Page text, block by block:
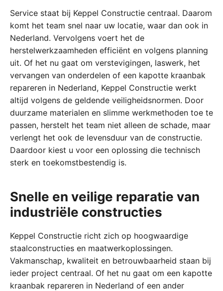
Service staat bij Keppel Constructie centraal. Daarom
komt het team snel naar uw locatie, waar dan ook in
Nederland. Vervolgens voert het de
herstelwerkzaamheden efficiënt en volgens planning
uit. Of het nu gaat om verstevigingen, laswerk, het
vervangen van onderdelen of een kapotte kraanbak
repareren in Nederland, Keppel Constructie werkt
altijd volgens de geldende veiligheidsnormen. Door
duurzame materialen en slimme werkmethoden toe te
passen, herstelt het team niet alleen de schade, maar
verlengt het ook de levensduur van de constructie.
Daardoor kiest u voor een oplossing die technisch
sterk en toekomstbestendig is.
Snelle en veilige reparatie van
industriële constructies
Keppel Constructie richt zich op hoogwaardige
staalconstructies en maatwerkoplossingen.
Vakmanschap, kwaliteit en betrouwbaarheid staan bij
ieder project centraal. Of het nu gaat om een kapotte
kraanbak repareren in Nederland of een ander